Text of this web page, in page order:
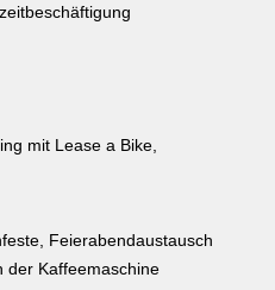
mit Lease a Bike,
Feierabendaustausch
der Kaffeemaschine